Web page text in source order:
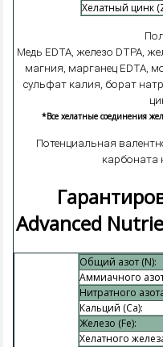
Хелатный цинк
Медь EDTA, железо DTPA,
магния, марганец EDTA,
сульфат калия, борат
*Все хелатные соединения
Потенциальная
карбоната
Advanced
Общий азот (N):
Аммиачного
Нитратного
Кальций (Ca):
Железо (Fe):
Хелатного